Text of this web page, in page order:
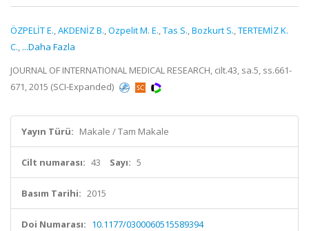
ÖZPELİT E.,AKDENİZ B.,Ozpelit M. E.,Tas S.,Bozkurt S.,TERTEMİZ K.
C., ...Daha Fazla
JOURNAL OF INTERNATIONAL MEDICAL RESEARCH, cilt.43, sa.5, ss.661-
671, 2015 (SCI-Expanded)
Yayın Türü: Makale / Tam Makale
Cilt numarası: 43 Sayı: 5
Basım Tarihi: 2015
Doi Numarası: 10.1177/0300060515589394